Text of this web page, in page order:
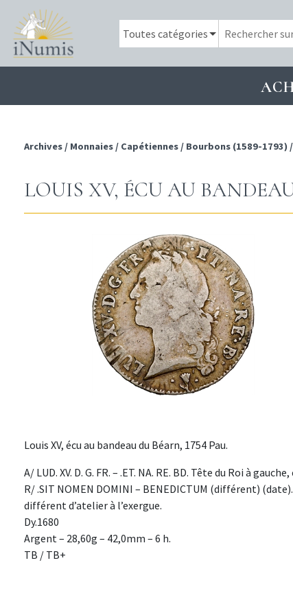
Archives / Monnaies / Capétiennes / Bourbons (1589-1793) /
LOUIS XV, ÉCU AU
Louis XV, écu au bandeau du Béarn, 1754 Pau.
A/ LUD. XV. D. G. FR. – .ET. NA. RE. BD. Tête du Roi à
R/ .SIT NOMEN DOMINI – BENEDICTUM (différent)
différent d’atelier à l’exergue.
Dy.1680
Argent – 28,60g – 42,0mm – 6 h.
TB / TB+